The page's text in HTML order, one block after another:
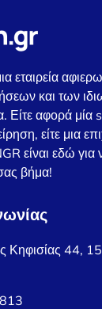
εταιρεία
και των
Είτε αφορά μία
είτε μια
είναι εδώ για
βήμα!
Κηφισίας 44,